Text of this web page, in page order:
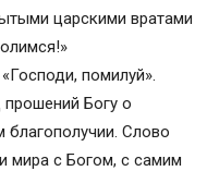
царскими вратами
помилуй».
Богу о
благополучии. Слово
мира с Богом, с самим